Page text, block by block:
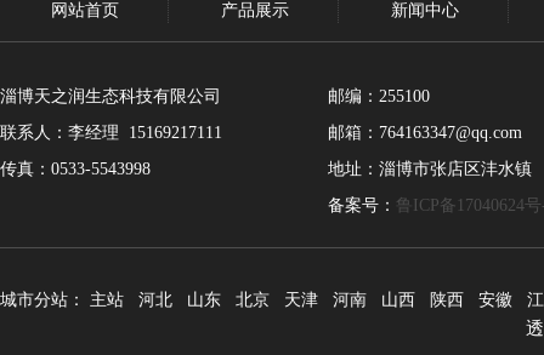
网站首页 产品展示 新闻中心
淄博天之润生态科技有限公司
联系人：李经理 15169217111
传真：0533-5543998
邮编：255100
邮箱：764163347@qq.com
地址：淄博市张店区沣水镇
备案号： 鲁ICP备17040624
城市分站： 主站 河北 山东 北京 天津 河南 山西 陕西 安徽